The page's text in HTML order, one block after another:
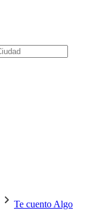
Te cuento Algo